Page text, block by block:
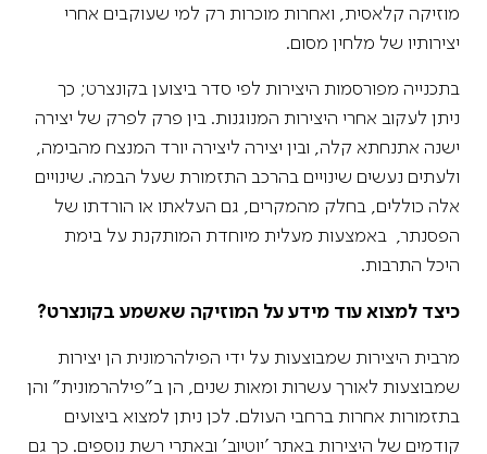
מוזיקה קלאסית, ואחרות מוכרות רק למי שעוקבים אחרי
יצירותיו של מלחין מסום.
בתכנייה מפורסמות היצירות לפי סדר ביצוען בקונצרט; כך
ניתן לעקוב אחרי היצירות המנוגנות. בין פרק לפרק של יצירה
ישנה אתנחתא קלה, ובין יצירה ליצירה יורד המנצח מהבימה,
ולעתים נעשים שינויים בהרכב התזמורת שעל הבמה. שינויים
אלה כוללים, בחלק מהמקרים, גם העלאתו או הורדתו של
הפסנתר, באמצעות מעלית מיוחדת המותקנת על בימת
היכל התרבות.
כיצד למצוא עוד מידע על המוזיקה שאשמע בקונצרט?
מרבית היצירות שמבוצעות על ידי הפילהרמונית הן יצירות
שמבוצעות לאורך עשרות ומאות שנים, הן ב"פילהרמונית" והן
בתזמורות אחרות ברחבי העולם. לכן ניתן למצוא ביצועים
קודמים של היצירות באתר 'יוטיוב' ובאתרי רשת נוספים. כך גם